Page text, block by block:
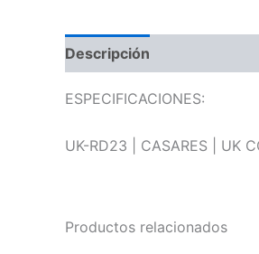
Descripción
ESPECIFICACIONES:
UK-RD23 | CASARES | UK
Productos relacionados